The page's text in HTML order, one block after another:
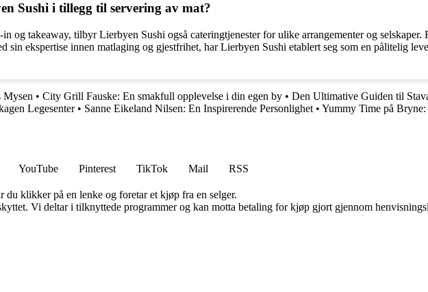
Sushi i tillegg til servering av mat?
og takeaway, tilbyr Lierbyen Sushi også cateringtjenester for ulike arrangementer og selskaper.
sin ekspertise innen matlaging og gjestfrihet, har Lierbyen Sushi etablert seg som en pålitelig
Mysen • City Grill Fauske: En smakfull opplevelse i din egen by • Den Ultimative Guiden til
Legesenter• Sanne Eikeland Nilsen: En Inspirerende Personlighet • Yummy Time på
YouTube Pinterest TikTok Mail
RSS
klikker på en lenke og foretar et kjøp fra en selger.
Vi deltar i tilknyttede programmer og kan motta betaling for kjøp gjort gjennom